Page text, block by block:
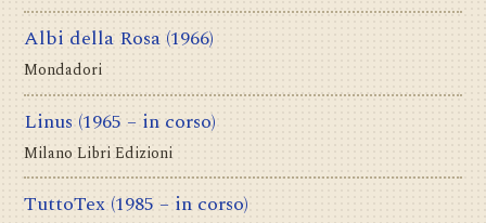
Albi della Rosa (1966)
Mondadori
Linus (1965 – in corso)
Milano Libri Edizioni
TuttoTex (1985 – in corso)